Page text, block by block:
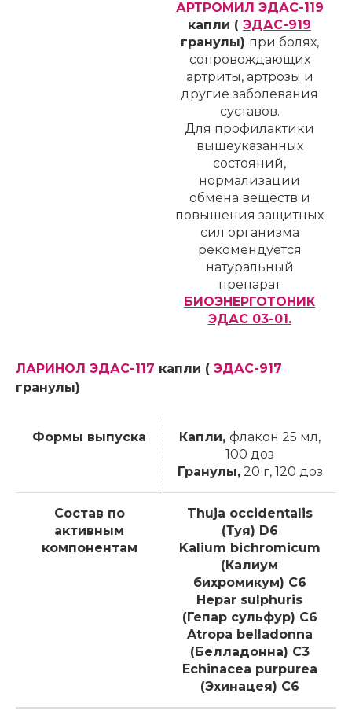
АРТРОМИЛ ЭДАС-119
капли ( ЭДАС-919
гранулы) при болях,
сопровождающих
артриты, артрозы и
другие заболевания
суставов.
Для профилактики
вышеуказанных
состояний,
нормализации
обмена веществ и
повышения защитных
сил организма
рекомендуется
натуральный
препарат
БИОЭНЕРГОТОНИК
ЭДАС 03-01.
ЛАРИНОЛ ЭДАС-117 капли ( ЭДАС-917
гранулы)
Формы выпуска Капли, флакон 25 мл,
100 доз
Гранулы,20 г, 120 доз
Состав по
активным
компонентам
Thuja occidentalis
(Туя) D6
Kalium bichromicum
(Калиум
бихромикум) C6
Hepar sulphuris
(Гепар сульфур) C6
Atropa belladonna
(Белладонна) C3
Echinacea purpurea
(Эхинацея) C6